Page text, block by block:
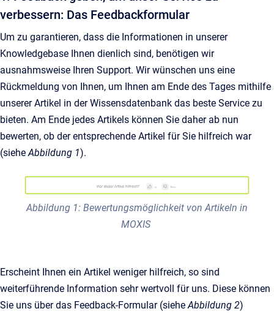
verbessern: Das Feedbackformular
Um zu garantieren, dass die Informationen in unserer
Knowledgebase Ihnen dienlich sind, benötigen wir
ausnahmsweise Ihren Support. Wir wünschen uns eine
Rückmeldung von Ihnen, um Ihnen am Ende des Tages mithilfe
unserer Artikel in der Wissensdatenbank das beste Service zu
bieten. Am Ende jedes Artikels können Sie daher ab nun
bewerten, ob der entsprechende Artikel für Sie hilfreich war
(sieheAbbildung 1).
Abbildung 1: Bewertungsmöglichkeit von Artikeln in
MOXIS
Erscheint Ihnen ein Artikel weniger hilfreich, so sind
weiterführende Information sehr wertvoll für uns. Diese können
Sie uns über das Feedback-Formular (sieheAbbildung 2)